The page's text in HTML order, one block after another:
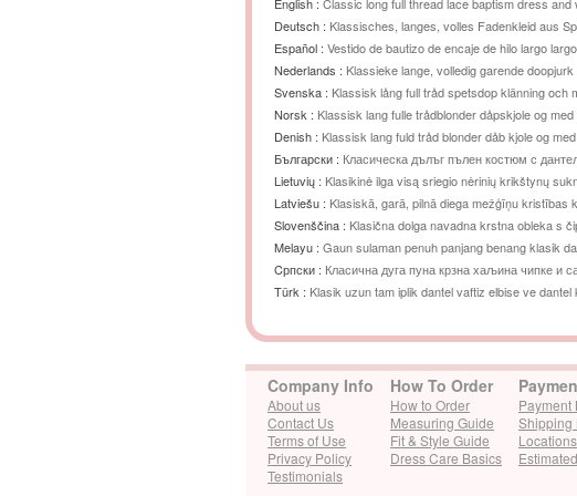
English : Classic long full thread lace baptism dress and
Deutsch : Klassisches, langes, volles Fadenkleid aus
Español : Vestido de bautizo de encaje de hilo largo
Nederlands : Klassieke lange, volledig garende
Svenska : Klassisk lång full tråd spetsdop klänning och
Norsk : Klassisk lang fulle trådblonder dåpskjole og
Denish : Klassisk lang fuld tråd blonder dåb kjole og
Български : Класическа дълъг пълен костюм с
шапка
Lietuvių : Klasikinė ilga visą sriegio nėrinių krikštynų
Latviešu : Klasiskā, garā, pilnā diega mežģīņu kristības
Slovenščina : Klasična dolga navadna krstna obleka s
Melayu : Gaun sulaman penuh panjang benang klasik
Cрпски : Класична дуга пуна крзна хаљина чипке и
Türk : Klasik uzun tam iplik dantel vaftiz elbise ve dantel
Company Info
About us
Contact Us
Terms of Use
Privacy Policy
Testimonials
How To Order
How to Order
Measuring Guide
Fit & Style Guide
Dress Care Basics
Payment
Shipping